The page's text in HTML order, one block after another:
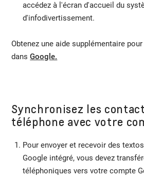
accédez à l'écran d'accueil du
d'infodivertissement.
Obtenez une aide supplémentaire
dansGoogle.
Synchronisez les
téléphone avec votre
Pour envoyer et recevoir des
Google intégré, vous devez
téléphoniques vers votre compte